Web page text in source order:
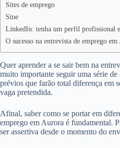
Sites de emprego
Sine
LinkedIn: tenha um perfil profissional e
O sucesso na entrevista de emprego
Quer aprender a se sair bem na
muito importante seguir uma série
prévios que farão total diferença em
vaga pretendida.
Afinal, saber como se portar em
emprego em Aurora é fundamental.
ser assertiva desde o momento do